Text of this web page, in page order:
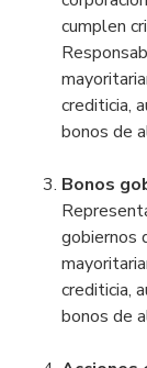
cumplen
crediticia,
bonos de
Bonos
gobiernos
crediticia,
bonos de